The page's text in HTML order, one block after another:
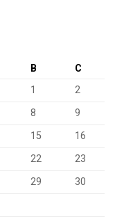
B
C
1
2
8
9
15
16
22
23
29
30